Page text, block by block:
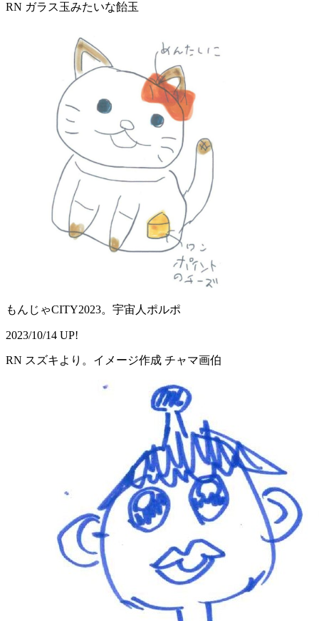
RN ガラス玉みたいな飴玉
もんじゃCITY2023。宇宙人ポルポ
2023/10/14 UP!
RN スズキより。イメージ作成 チャマ画伯